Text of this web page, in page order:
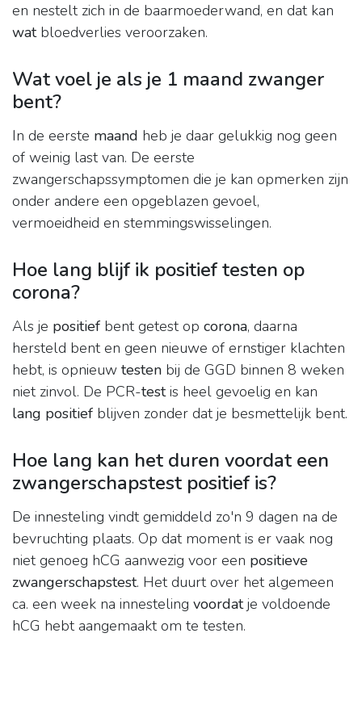
en nestelt zich in de baarmoederwand, en dat kan
watbloedverlies veroorzaken.
Wat voel je als je 1 maand zwanger
bent?
In de eerste maand heb je daar gelukkig nog geen
of weinig last van. De eerste
zwangerschapssymptomen die je kan opmerken zijn
onder andere een opgeblazen gevoel,
vermoeidheid en stemmingswisselingen.
Hoe lang blijf ik positief testen op
corona?
Als je positief bent getest op corona, daarna
hersteld bent en geen nieuwe of ernstiger klachten
hebt, is opnieuw testen bij de GGD binnen 8 weken
niet zinvol. De PCR-testis heel gevoelig en kan
lang positief blijven zonder dat je besmettelijk bent.
Hoe lang kan het duren voordat een
zwangerschapstest positief is?
De innesteling vindt gemiddeld zo'n 9 dagen na de
bevruchting plaats. Op dat moment is er vaak nog
niet genoeg hCG aanwezig voor een positieve
zwangerschapstest. Het duurt over het algemeen
ca. een week na innesteling voordatje voldoende
hCG hebt aangemaakt om te testen.